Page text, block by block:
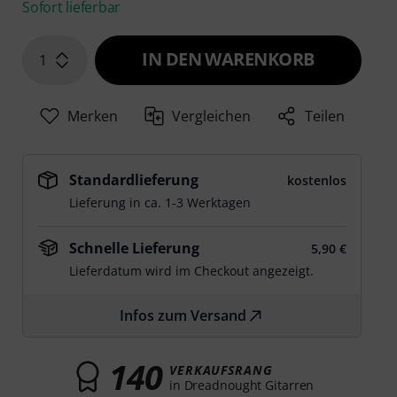
Sofort lieferbar
1 IN DEN WARENKORB
Merken Vergleichen Teilen
Standardlieferung
kostenlos
Lieferung in ca. 1-3 Werktagen
Schnelle Lieferung
5,90 €
Lieferdatum wird im Checkout angezeigt.
Infos zum Versand
140 VERKAUFSRANG
in Dreadnought Gitarren